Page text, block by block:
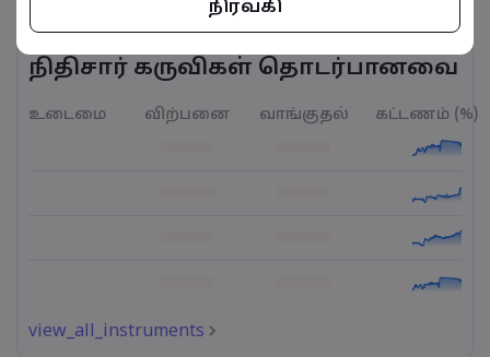
நிதிசார் கருவிகள் தொடர்பானவை
உடைமை விற்பனை வாங்குதல் கட்டணம் (%)
view_all_instruments
நிர்வகி